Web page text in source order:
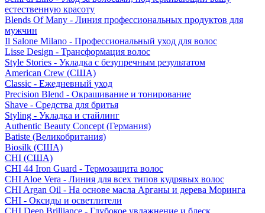
естественную красоту
Blends Of Many - Линия профессиональных продуктов для
мужчин
Il Salone Milano - Профессиональный уход для волос
Lisse Design - Трансформация волос
Style Stories - Укладка с безупречным результатом
American Crew (США)
Classic - Ежедневный уход
Precision Blend - Окрашивание и тонирование
Shave - Средства для бритья
Styling - Укладка и стайлинг
Authentic Beauty Concept (Германия)
Batiste (Великобритания)
Biosilk (США)
CHI (США)
CHI 44 Iron Guard - Термозащита волос
CHI Aloe Vera - Линия для всех типов кудрявых волос
CHI Argan Oil - На основе масла Арганы и дерева Моринга
CHI - Оксиды и осветлители
CHI Deep Brilliance - Глубокое увлажнение и блеск